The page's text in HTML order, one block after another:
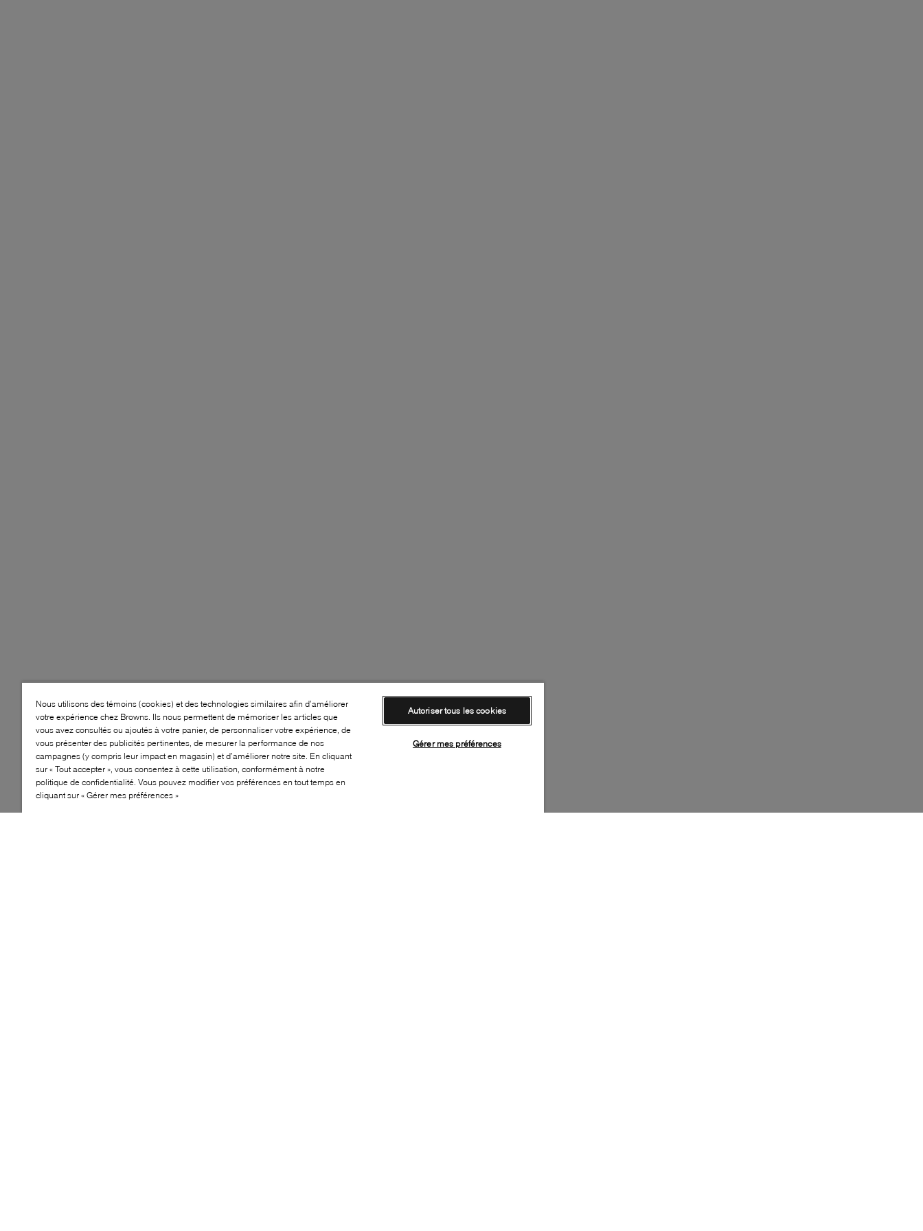
Nous utilisons des témoins (cookies) et des technologies similaires afin d’améliorer
votre expérience chez Browns. Ils nous permettent de mémoriser les articles que
vous avez consultés ou ajoutés à votre panier, de personnaliser votre expérience, de
vous présenter des publicités pertinentes, de mesurer la performance de nos
campagnes (y compris leur impact en magasin) et d’améliorer notre site. En cliquant
sur « Tout accepter », vous consentez à cette utilisation, conformément à notre
politique de confidentialité. Vous pouvez modifier vos préférences en tout temps en
cliquant sur « Gérer mes préférences »
Autoriser tous les cookies
Gérer mes préférences